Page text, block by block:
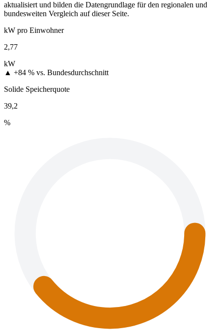
aktualisiert und bilden die Datengrundlage für den regionalen und
bundesweiten Vergleich auf dieser Seite.
kW pro Einwohner
2,77
kW
▲ +84 % vs. Bundesdurchschnitt
Solide Speicherquote
39,2
%